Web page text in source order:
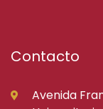
Contacto
Avenida